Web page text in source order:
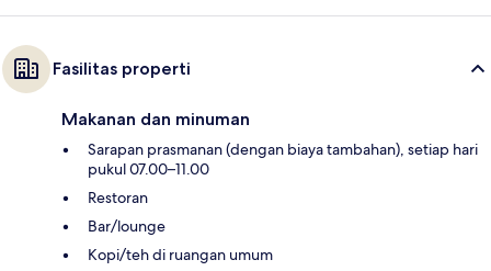
Fasilitas properti
Makanan dan minuman
Sarapan prasmanan (dengan biaya tambahan), setiap hari
pukul 07.00–11.00
Restoran
Bar/lounge
Kopi/teh di ruangan umum